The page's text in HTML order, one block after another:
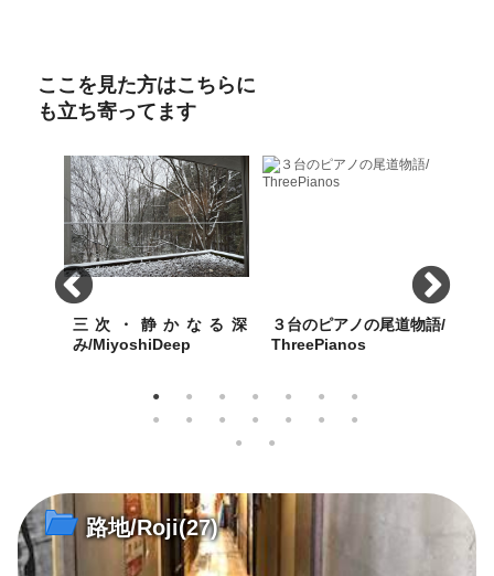
ここを見た方はこちらに
も立ち寄ってます
三次・静かなる深
み/MiyoshiDeep
雪化粧の三次のまちには深み
３台のピアノの尾道物語/
ThreePianos
歴史都市・尾道にふさわしい
路地/Roji(27)